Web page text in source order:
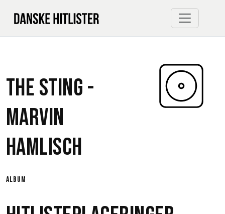
The Sting -
Marvin
Hamlisch
album